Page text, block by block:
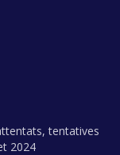
tentatives
2024